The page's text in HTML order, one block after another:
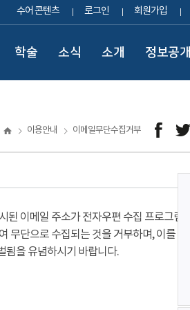
수어 콘텐츠 로그인 회원가입
학술 소식 소개 정보공개
이용안내 이메일무단수집거부
된 이메일 주소가 전자우편 수집 프로그램
무단으로 수집되는 것을 거부하며, 이를 위
됨을 유념하시기 바랍니다.